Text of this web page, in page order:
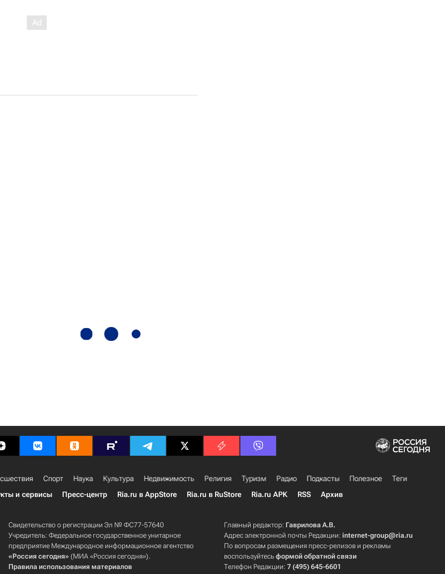
Спорт Наука Культура Недвижимость Религия Туризм Радио Подкасты Полезное
Теги
и сервисы Пресс-центр Ria.ru в AppStore Ria.ru в RuStore Ria.ru APK RSS Архив
Свидетельство о регистрации Эл № ФС77-57640
Учредитель: Федеральное государственное унитарное
предприятие Международное информационное агентство
«Россия сегодня» (МИА «Россия сегодня»).
Правила использования материалов
Главный редактор: Гаврилова А.В.
Адрес электронной почты Редакции:internet-group@ria.ru
По вопросам размещения пресс-релизов и рекламы
воспользуйтесьформой обратной связи
Телефон Редакции:7 (495) 645-6601